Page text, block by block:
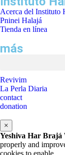
Acerca del Instituto
Pninei Halajá
Tienda en línea
más
Revivim
La Perla Diaria
contact
donation
×
Yeshiva Har Brajá
properly and